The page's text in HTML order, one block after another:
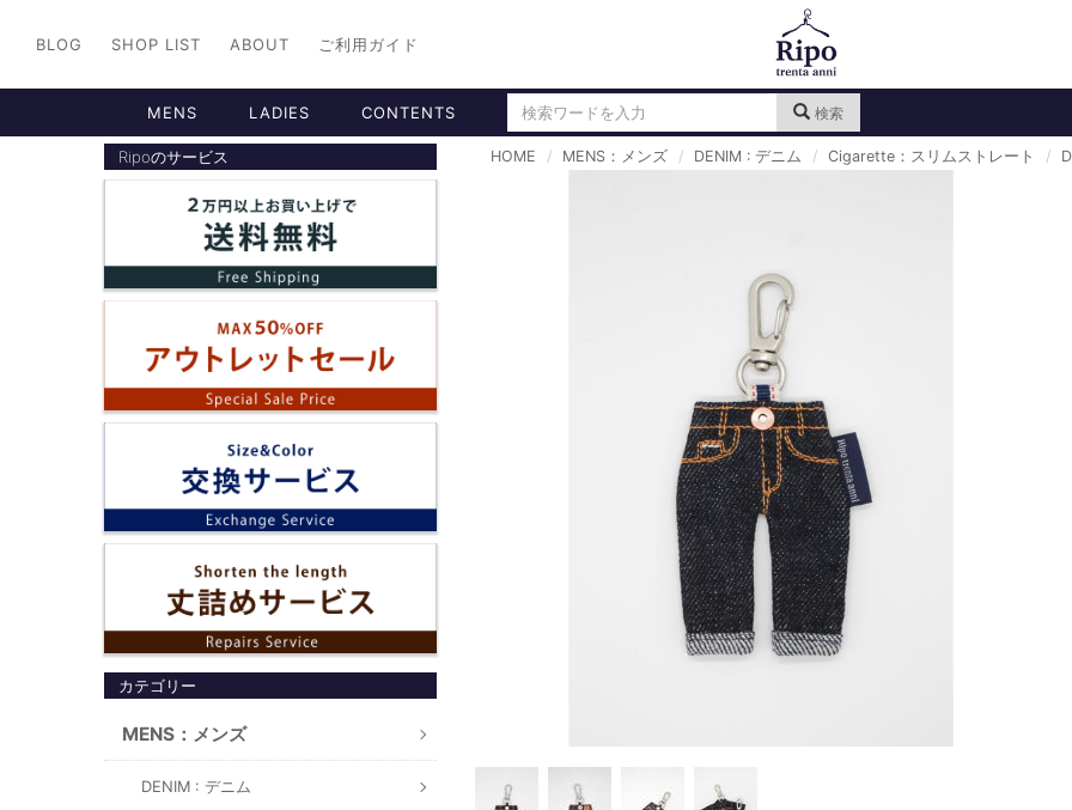
BLOG SHOP LIST ABOUT ご利用ガイド
MENS LADIES CONTENTS 検索
Ripoのサービス
カテゴリー
MENS：メンズ
DENIM : デニム
HOME MENS：メンズ DENIM : デニム Cigarette：スリムストレート